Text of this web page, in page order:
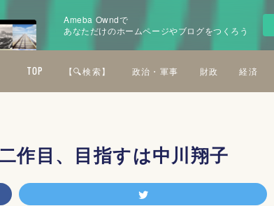
Ameba Owndで
あなただけのホームページやブログをつくろう
TOP 【🔍検索】 政治・軍事 財政 経済
作目、目指すは中川翔子